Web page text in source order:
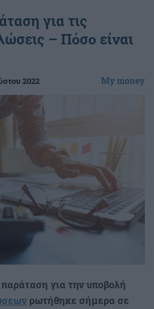
για τις
– Πόσο είναι
2022 My money
για την υποβολή
ρωτήθηκε σήμερα σε